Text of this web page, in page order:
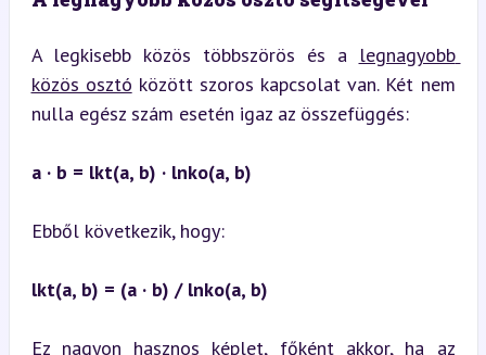
A legkisebb közös többszörös és a legnagyobb
közös osztó között szoros kapcsolat van. Két nem
nulla egész szám esetén igaz az összefüggés:
a · b = lkt(a, b) · lnko(a, b)
Ebből következik, hogy:
lkt(a, b) = (a · b) / lnko(a, b)
Ez nagyon hasznos képlet, főként akkor, ha az